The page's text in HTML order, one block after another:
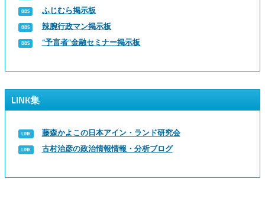
ふじむら掲示板
辣腕行政マン掲示板
“予言者”金融セミナー掲示板
LINK集
藤森かよこの日本アイン・ランド研究会
古村治彦の政治情報情報・分析ブログ